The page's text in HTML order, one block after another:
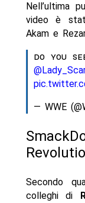
Nell’ultima
video è
Akam e
ᴅᴏ ʏᴏᴜ
— WWE
Secondo
colleghi di